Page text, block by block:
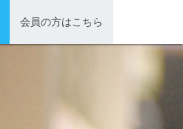
会員の方はこちら